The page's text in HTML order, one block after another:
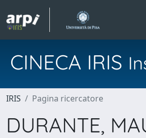
CINECA IRIS
IRIS Pagina ricercatore
DURANTE,